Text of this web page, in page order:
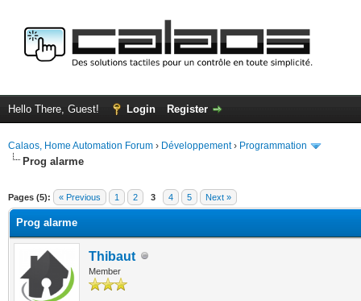
Hello There, Guest! Login Register
Calaos, Home Automation Forum › Développement› Programmation
Prog alarme
Pages (5): « Previous 1 2 3 4 5 Next »
Prog alarme
Thibaut
Member